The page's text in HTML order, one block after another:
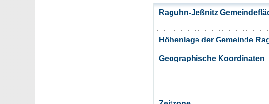
Raguhn-Jeßnitz
Höhenlage der Gemeinde
Geographische Koordinaten